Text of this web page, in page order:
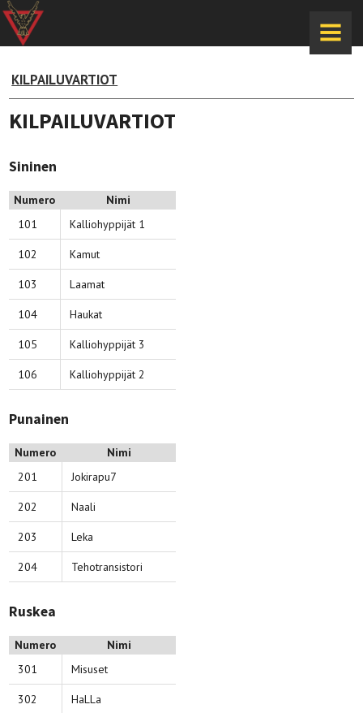
MENU
KILPAILUVARTIOT
KILPAILUVARTIOT
Sininen
Numero
Nimi
101
Kalliohyppijät 1
102 Kamut
103 Laamat
104 Haukat
105 Kalliohyppijät 3
106 Kalliohyppijät 2
Punainen
Numero
Nimi
201
Jokirapu7
202 Naali
203 Leka
204 Tehotransistori
Ruskea
Numero
Nimi
301
Misuset
302 HaLLa